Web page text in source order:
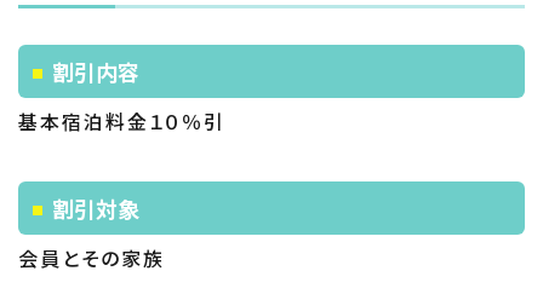
割引内容
基本宿泊料金１０％引
割引対象
会員とその家族